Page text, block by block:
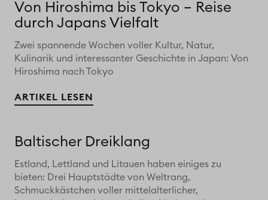
Von Hiroshima bis Tokyo – Reise
durch Japans Vielfalt
Zwei spannende Wochen voller Kultur, Natur,
Kulinarik und interessanter Geschichte in Japan: Von
Hiroshima nach Tokyo
ARTIKEL LESEN
Baltischer Dreiklang
Estland, Lettland und Litauen haben einiges zu
bieten: Drei Hauptstädte von Weltrang,
Schmuckkästchen voller mittelalterlicher,